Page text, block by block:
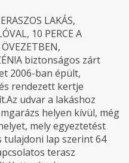
LAKÁS,
10 PERCE A
biztonságos zárt
2006-ban épült,
rendezett kertje
udvar a lakáshoz
helyen kívül, még
mely egyeztetést
tulajdoni lap szerint 64
terasz